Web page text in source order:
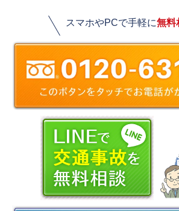
スマホやPCで手軽に無料